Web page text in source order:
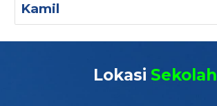
Kamil
Lokasi Sekolah